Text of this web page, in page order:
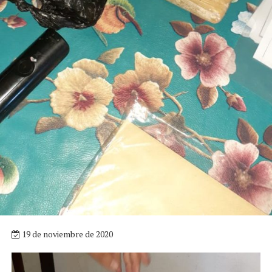
19 de noviembre de 2020